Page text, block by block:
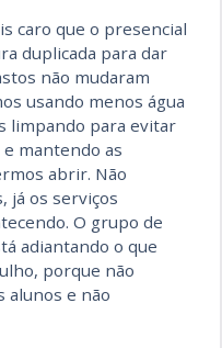
caro que o presencial
duplicada para dar
não mudaram
usando menos água
limpando para evitar
mantendo as
abrir. Não
já os serviços
O grupo de
adiantando o que
porque não
alunos e não